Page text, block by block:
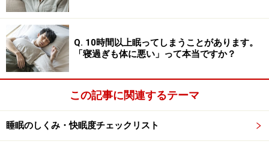
カフェインを含んでいる飲み物とは一緒に摂ってはいけ
ません。
切な医療機関での受診をおすすめいたします。記事内容は執筆者
Q. 10時間以上眠ってしまうことがあります。
「寝過ぎも体に悪い」って本当ですか？
この記事に関連するテーマ
睡眠のしくみ・快眠度チェックリスト